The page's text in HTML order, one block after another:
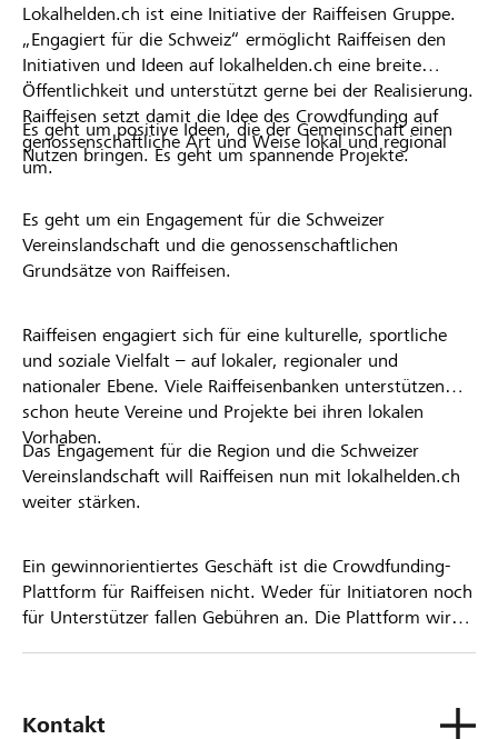
Lokalhelden.ch ist eine Initiative der Raiffeisen Gruppe.
„Engagiert für die Schweiz“ ermöglicht Raiffeisen den
Initiativen und Ideen auf lokalhelden.ch eine breite
Öffentlichkeit und unterstützt gerne bei der Realisierung.
Raiffeisen setzt damit die Idee des Crowdfunding auf
genossenschaftliche Art und Weise lokal und regional
um.
Es geht um positive Ideen, die der Gemeinschaft einen
Nutzen bringen. Es geht um spannende Projekte.
Es geht um ein Engagement für die Schweizer
Vereinslandschaft und die genossenschaftlichen
Grundsätze von Raiffeisen.
Raiffeisen engagiert sich für eine kulturelle, sportliche
und soziale Vielfalt – auf lokaler, regionaler und
nationaler Ebene. Viele Raiffeisenbanken unterstützen
schon heute Vereine und Projekte bei ihren lokalen
Vorhaben.
Das Engagement für die Region und die Schweizer
Vereinslandschaft will Raiffeisen nun mit lokalhelden.ch
weiter stärken.
Ein gewinnorientiertes Geschäft ist die Crowdfunding-
Plattform für Raiffeisen nicht. Weder für Initiatoren noch
für Unterstützer fallen Gebühren an. Die Plattform wird
Kontakt